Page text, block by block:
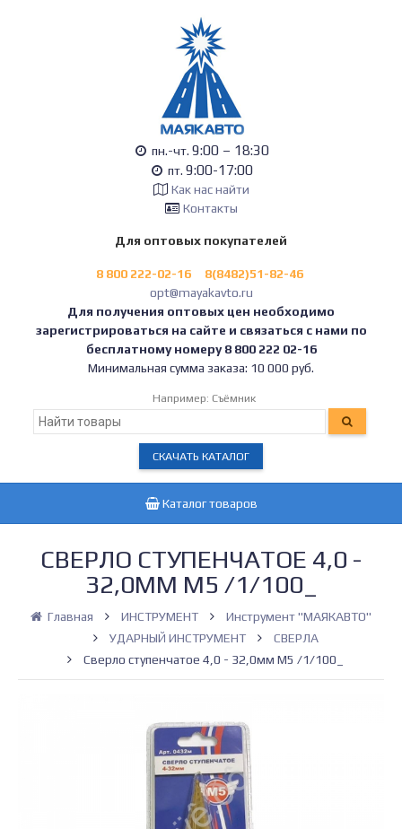
пн.-чт. 9:00 – 18:30
пт. 9:00-17:00
Как нас найти
Контакты
Для оптовых покупателей
8 800 222-02-16
8(8482)51-82-46
opt@mayakavto.ru
Для получения оптовых цен необходимо
зарегистрироваться на сайте и связаться с нами по
бесплатному номеру 8 800 222 02-16
Минимальная сумма заказа: 10 000 руб.
Например: Съёмник
СКАЧАТЬ КАТАЛОГ
Каталог товаров
СВЕРЛО СТУПЕНЧАТОЕ 4,0 -
32,0ММ М5 /1/100_
Главная ИНСТРУМЕНТ
Инструмент "МАЯКАВТО"
УДАРНЫЙ ИНСТРУМЕНТ
СВЕРЛА
Сверло ступенчатое 4,0 - 32,0мм М5 /1/100_